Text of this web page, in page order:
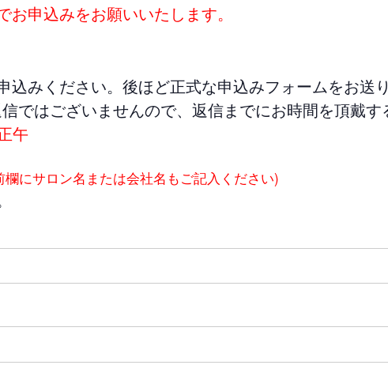
申込みをお願いいたします。
込みください。後ほど正式な申込みフォームをお送
ではございませんので、返信までにお時間を頂戴
午
欄にサロン名または会社名もご記入ください)